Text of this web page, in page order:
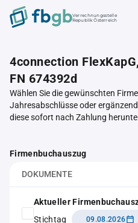
Verrechnungsstelle
Republik Österreich
4connection FlexKapG,
FN 674392d
Wählen Sie die gewünschten
Jahresabschlüsse oder
diese sofort nach Zahlung
Firmenbuchauszug
DOKUMENTE
Aktueller
Stichtag
09.08.2026